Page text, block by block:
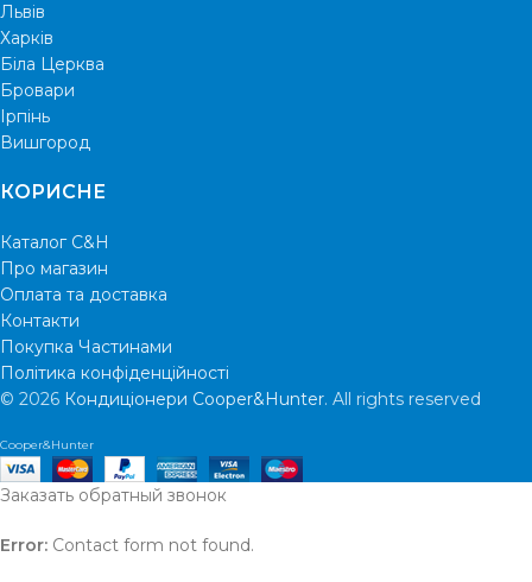
Львів
Харків
Біла Церква
Бровари
Ірпінь
Вишгород
КОРИСНЕ
Каталог C&H
Про магазин
Оплата та доставка
Контакти
Покупка Частинами
Політика конфіденційності
© 2026 Кондиціонери Cooper&Hunter. All rights reserved
Cooper&Hunter
Заказать обратный звонок
Error: Contact form not found.